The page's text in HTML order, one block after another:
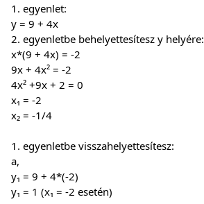
1. egyenlet:
y = 9 + 4x
2. egyenletbe behelyettesítesz y helyére:
x*(9 + 4x) = -2
9x + 4x² = -2
4x² +9x + 2 = 0
x₁ = -2
x₂ = -1/4
1. egyenletbe visszahelyettesítesz:
a,
y₁ = 9 + 4*(-2)
y₁ = 1 (x₁ = -2 esetén)